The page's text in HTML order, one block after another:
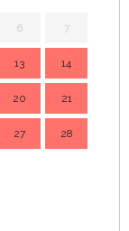
6 7
13 14
20 21
27 28